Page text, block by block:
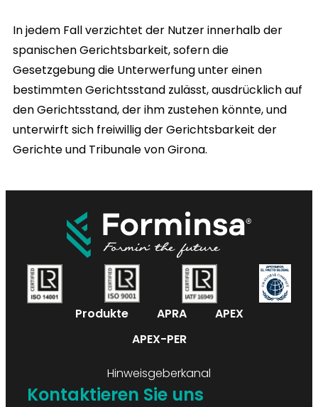
In jedem Fall verzichtet der Nutzer innerhalb der
spanischen Gerichtsbarkeit, sofern die
Gesetzgebung die Unterwerfung unter einen
bestimmten Gerichtsstand zulässt, ausdrücklich auf
den Gerichtsstand, der ihm zustehen könnte, und
unterwirft sich freiwillig der Gerichtsbarkeit der
Gerichte und Tribunale von Girona.
Produkte APRA
APEX
APEX-PER
Hinweisgeberkanal
Kontaktieren Sie uns